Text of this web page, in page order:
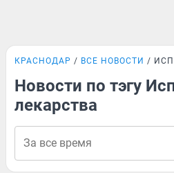
КРАСНОДАР ВСЕ НОВОСТИ
Новости по тэгу
лекарства